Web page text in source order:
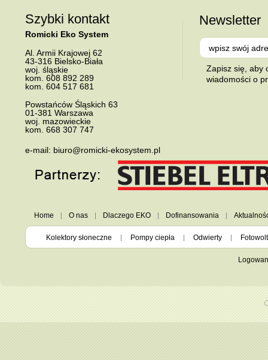
Szybki kontakt
Romicki Eko System
Al. Armii Krajowej 62
43-316 Bielsko-Biała
woj. śląskie
kom. 608 892 289
kom. 604 517 681
Powstańców Śląskich 63
01-381 Warszawa
woj. mazowieckie
kom. 668 307 747
e-mail: biuro@romicki-ekosystem.pl
Newsletter
Zapisz się, aby
wiadomości o
Home O nas Dlaczego EKO Dofinansowania
Kolektory słoneczne Pompy ciepła Odwierty